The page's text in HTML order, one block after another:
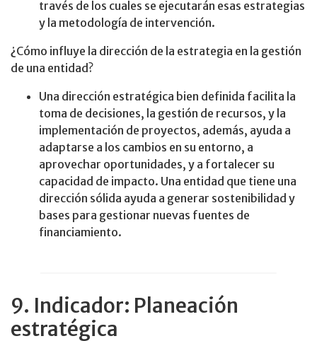
través de los cuales se ejecutarán esas estrategias
y la metodología de intervención.
¿Cómo influye la dirección de la estrategia en la gestión
de una entidad?
Una dirección estratégica bien definida facilita la
toma de decisiones, la gestión de recursos, y la
implementación de proyectos, además, ayuda a
adaptarse a los cambios en su entorno, a
aprovechar oportunidades, y a fortalecer su
capacidad de impacto. Una entidad que tiene una
dirección sólida ayuda a generar sostenibilidad y
bases para gestionar nuevas fuentes de
financiamiento.
9. Indicador: Planeación
estratégica